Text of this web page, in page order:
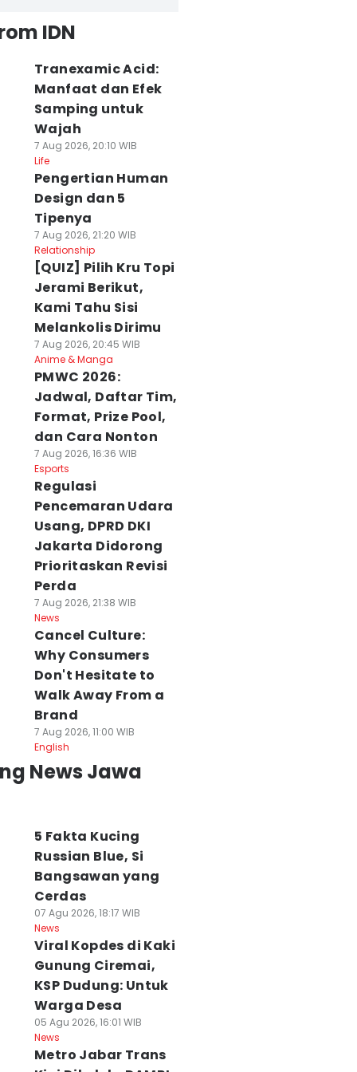
IDN
Tranexamic Acid:
Manfaat dan Efek
Samping untuk
Wajah
7 Aug 2026, 20:10 WIB
Life
Pengertian Human
Design dan 5
Tipenya
7 Aug 2026, 21:20 WIB
Relationship
[QUIZ] Pilih Kru Topi
Jerami Berikut,
Kami Tahu Sisi
Melankolis Dirimu
7 Aug 2026, 20:45 WIB
Anime & Manga
PMWC 2026:
Jadwal, Daftar Tim,
Format, Prize Pool,
dan Cara Nonton
7 Aug 2026, 16:36 WIB
Esports
Regulasi
Pencemaran Udara
Usang, DPRD DKI
Jakarta Didorong
Prioritaskan Revisi
Perda
7 Aug 2026, 21:38 WIB
News
Cancel Culture:
Why Consumers
Don't Hesitate to
Walk Away From a
Brand
7 Aug 2026, 11:00 WIB
English
News Jawa
5 Fakta Kucing
Russian Blue, Si
Bangsawan yang
Cerdas
07 Agu 2026, 18:17 WIB
News
Viral Kopdes di Kaki
Gunung Ciremai,
KSP Dudung: Untuk
Warga Desa
05 Agu 2026, 16:01 WIB
News
Metro Jabar Trans